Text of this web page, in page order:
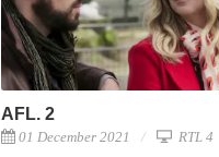
AFL. 2
01 December 2021 RTL 4